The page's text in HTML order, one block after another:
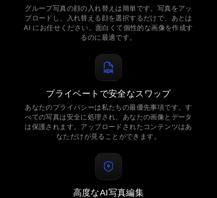
グループ写真の顔の入れ替えは簡単です。写真をアッ
プロードし、入れ替える顔を選択するだけで、あとは
AI にお任せください。面白くて個性的な画像を作成す
るのに最適です。
プライベートで安全なスワップ
あなたのプライバシーは私たちの最優先事項です。す
べての写真は安全に処理され、あなたの画像とデータ
は保護されます。アップロードされたコンテンツはあ
なただけが見ることができます。
高度なAI写真編集